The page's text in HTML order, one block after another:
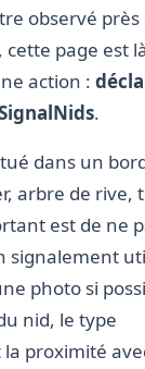
observé près
cette page est
action :
.
dans un bord
arbre de rive,
est de ne
signalement
photo si
nid, le type
la proximité